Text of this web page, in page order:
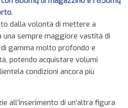
.
dalla volontà di mettere a
una sempre maggiore vastità di
gamma molto profondo e
potendo acquistare volumi
condizioni ancora più
all’inserimento di un'altra figura